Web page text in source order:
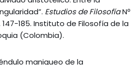
Estudios de FilosofíaNº
185. Instituto de Filosofía de la
(Colombia).
maniqueo de la